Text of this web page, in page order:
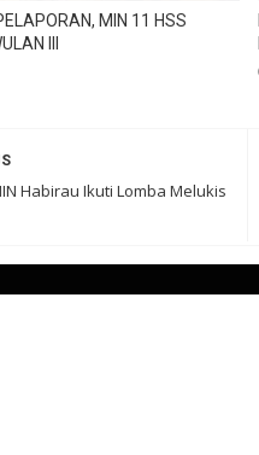
MIN 11 HSS
III
Habirau Ikuti Lomba Melukis